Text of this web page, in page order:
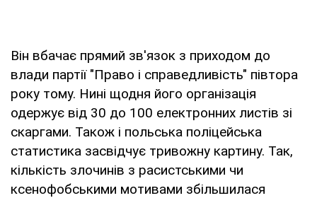
Він вбачає прямий зв'язок з приходом до
влади партії "Право і справедливість" півтора
року тому. Нині щодня його організація
одержує від 30 до 100 електронних листів зі
скаргами. Також і польська поліцейська
статистика засвідчує тривожну картину. Так,
кількість злочинів з расистськими чи
ксенофобськими мотивами збільшилася